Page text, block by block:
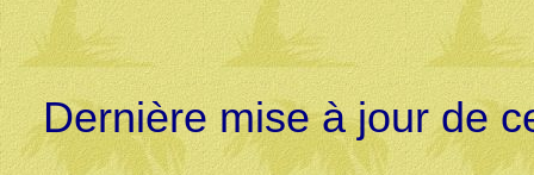
Dernière mise à jour de